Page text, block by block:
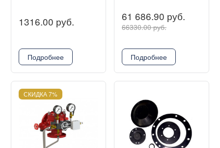
1316.00 руб.
Подробнее
61 686.90 руб.
66330.00 руб.
Подробнее
СКИДКА 7%